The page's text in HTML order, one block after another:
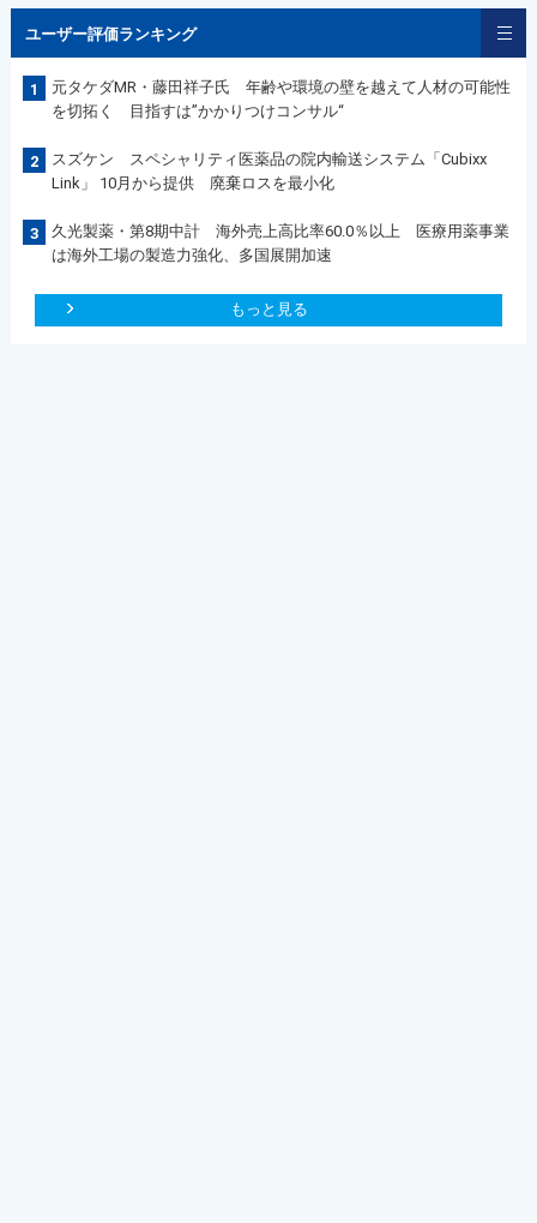
ユーザー評価ランキング
1
元タケダMR・藤田祥子氏 年齢や環境の壁を越えて人材の可能性
を切拓く 目指すは”かかりつけコンサル“
2
スズケン スペシャリティ医薬品の院内輸送システム「Cubixx
Link」 10月から提供 廃棄ロスを最小化
3
久光製薬・第8期中計 海外売上高比率60.0％以上 医療用薬事業
は海外工場の製造力強化、多国展開加速
もっと見る